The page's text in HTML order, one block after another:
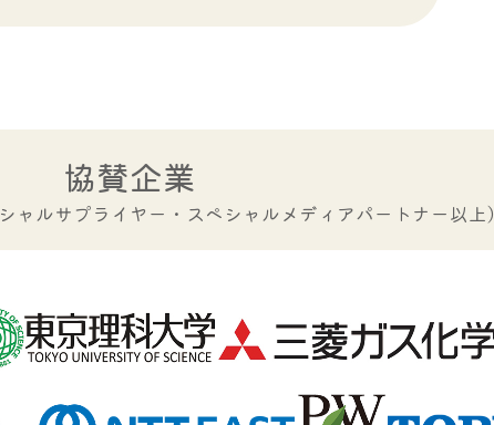
協賛企業
ャルサプライヤー・ スペシャルメディアパートナー以上）